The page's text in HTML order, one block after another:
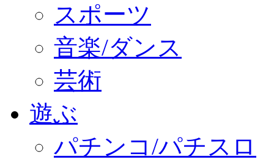
スポーツ
音楽/ダンス
芸術
遊ぶ
パチンコ/パチスロ